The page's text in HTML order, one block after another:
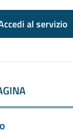
al servizio